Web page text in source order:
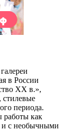
в России
ХХ в.»,
стилевые
периода.
работы как
и с необычными